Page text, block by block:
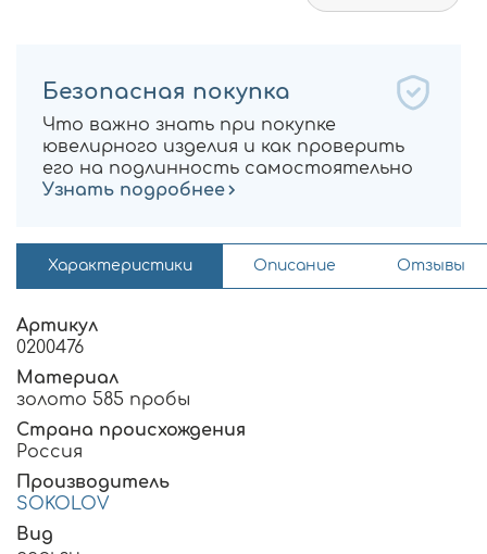
Безопасная покупка
Что важно знать при покупке
ювелирного изделия и как проверить
его на подлинность самостоятельно
Узнать подробнее
Характеристики Описание Отзывы
Артикул
0200476
Материал
золото 585 пробы
Страна происхождения
Россия
Производитель
SOKOLOV
Вид